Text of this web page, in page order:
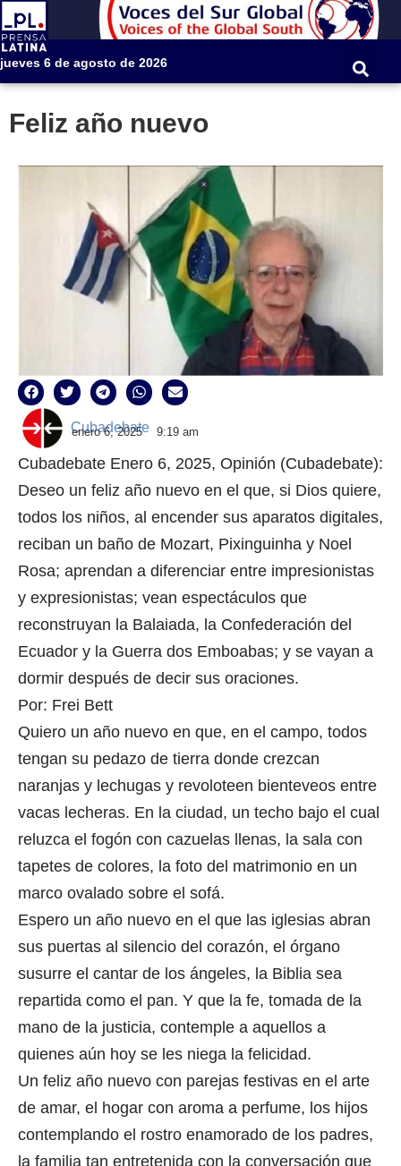
jueves 6 de agosto de 2026
Feliz año nuevo
Cubadebate
enero 6, 2025 9:19 am
Cubadebate Enero 6, 2025, Opinión (Cubadebate):
Deseo un feliz año nuevo en el que, si Dios quiere,
todos los niños, al encender sus aparatos digitales,
reciban un baño de Mozart, Pixinguinha y Noel
Rosa; aprendan a diferenciar entre impresionistas
y expresionistas; vean espectáculos que
reconstruyan la Balaiada, la Confederación del
Ecuador y la Guerra dos Emboabas; y se vayan a
dormir después de decir sus oraciones.
Por: Frei Bett
Quiero un año nuevo en que, en el campo, todos
tengan su pedazo de tierra donde crezcan
naranjas y lechugas y revoloteen bienteveos entre
vacas lecheras. En la ciudad, un techo bajo el cual
reluzca el fogón con cazuelas llenas, la sala con
tapetes de colores, la foto del matrimonio en un
marco ovalado sobre el sofá.
Espero un año nuevo en el que las iglesias abran
sus puertas al silencio del corazón, el órgano
susurre el cantar de los ángeles, la Biblia sea
repartida como el pan. Y que la fe, tomada de la
mano de la justicia, contemple a aquellos a
quienes aún hoy se les niega la felicidad.
Un feliz año nuevo con parejas festivas en el arte
de amar, el hogar con aroma a perfume, los hijos
contemplando el rostro enamorado de los padres,
la familia tan entretenida con la conversación que